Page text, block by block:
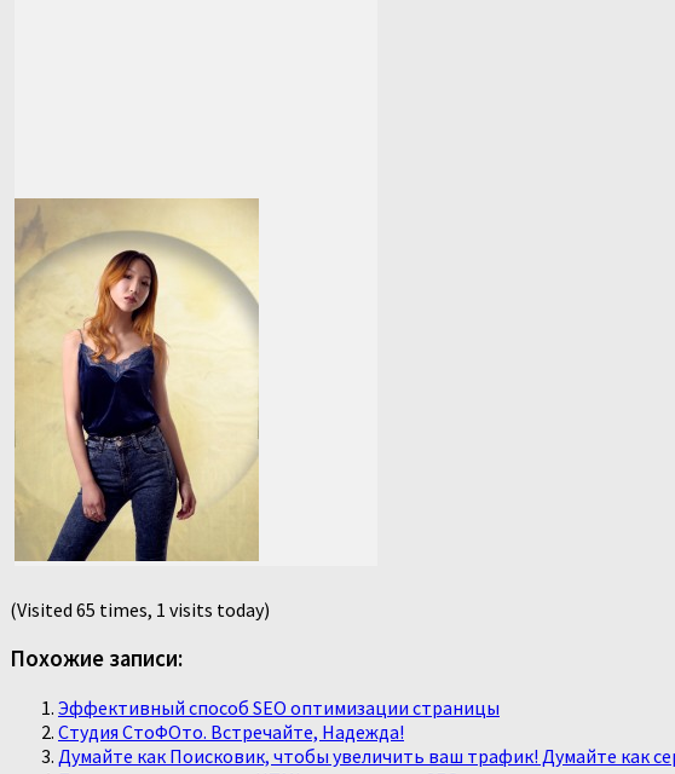
(Visited 65 times, 1 visits today)
Похожие записи:
Эффективный способ SEO оптимизации страницы
Студия СтоФОто. Встречайте, Надежда!
Думайте как Поисковик, чтобы увеличить ваш трафик! Думайте как